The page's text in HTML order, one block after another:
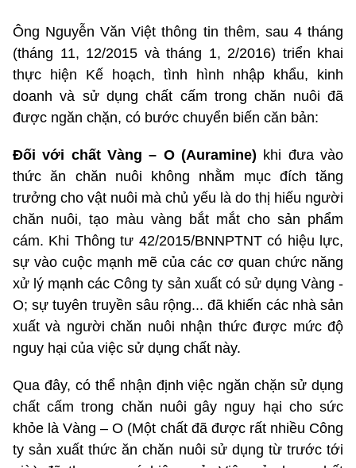
Ông Nguyễn Văn Việt thông tin thêm, sau 4 tháng
(tháng 11, 12/2015 và tháng 1, 2/2016) triển khai
thực hiện Kế hoạch, tình hình nhập khẩu, kinh
doanh và sử dụng chất cấm trong chăn nuôi đã
được ngăn chặn, có bước chuyển biến căn bản:
Đối với chất Vàng – O (Auramine) khi đưa vào
thức ăn chăn nuôi không nhằm mục đích tăng
trưởng cho vật nuôi mà chủ yếu là do thị hiếu người
chăn nuôi, tạo màu vàng bắt mắt cho sản phẩm
cám. Khi Thông tư 42/2015/BNNPTNT có hiệu lực,
sự vào cuộc mạnh mẽ của các cơ quan chức năng
xử lý mạnh các Công ty sản xuất có sử dụng Vàng -
O; sự tuyên truyền sâu rộng... đã khiến các nhà sản
xuất và người chăn nuôi nhận thức được mức độ
nguy hại của việc sử dụng chất này.
Qua đây, có thể nhận định việc ngăn chặn sử dụng
chất cấm trong chăn nuôi gây nguy hại cho sức
khỏe là Vàng – O (Một chất đã được rất nhiều Công
ty sản xuất thức ăn chăn nuôi sử dụng từ trước tới